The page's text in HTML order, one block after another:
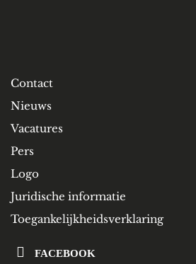
Contact
Nieuws
Vacatures
Pers
Logo
Juridische informatie
Toegankelijkheidsverklaring
FACEBOOK